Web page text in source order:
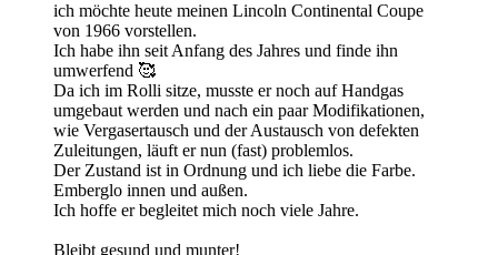
ich möchte heute meinen Lincoln Continental Coupe
von 1966 vorstellen.
Ich habe ihn seit Anfang des Jahres und finde ihn
umwerfend 🥰
Da ich im Rolli sitze, musste er noch auf Handgas
umgebaut werden und nach ein paar Modifikationen,
wie Vergasertausch und der Austausch von defekten
Zuleitungen, läuft er nun (fast) problemlos.
Der Zustand ist in Ordnung und ich liebe die Farbe.
Emberglo innen und außen.
Ich hoffe er begleitet mich noch viele Jahre.
Bleibt gesund und munter!